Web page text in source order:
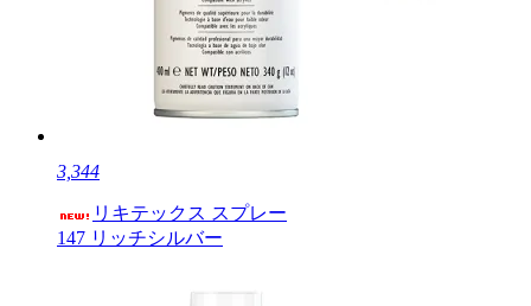
3,344
リキテックス スプレー
147 リッチシルバー